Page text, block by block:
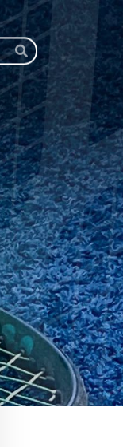
Haku
Hae